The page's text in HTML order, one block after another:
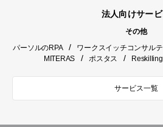
法人向けサー
その他
パーソルのRPA
/ ワークスイッチコンサル
MITERAS / ポスタス /
サービス一覧